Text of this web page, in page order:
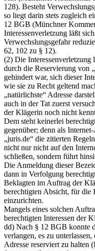
128). Besteht
so liegt darin stets zugleich
12 BGB (Münchner
Interessenverletzung läßt
Verwechslungsgefahr
62, 102 zu § 12).
(2) Die Interessenverletzung
durch die Reservierung von
gehindert war, sich dieser
wie sie zu Recht geltend
„natürlichste“ Adresse
auch in der Tat zuerst
der Klägerin noch nicht
Dem steht keinerlei
gegenüber; denn als
„juris.de“ die zitierten
nicht nur nicht auf den
schließen, sondern führt
Die Anmeldung dieser
dann in Verfolgung
Beklagten im Auftrag der
berechtigten Absicht, für die
einzurichten.
Mangels eines solchen
berechtigten Interessen der
dd) Nach § 12 BGB konnte
verlangen, es zu
Adresse reserviert zu halten